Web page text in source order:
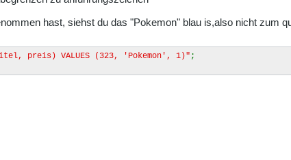
hast, siehst du das "Pokemon" blau is,also nicht zum
preis) VALUES (323, 'Pokemon', 1)" ;